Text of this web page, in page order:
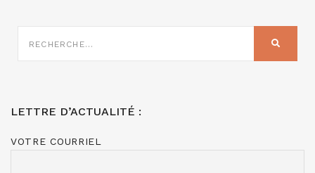
SUR
LETTRE D’ACTUALITÉ :
VOTRE COURRIEL